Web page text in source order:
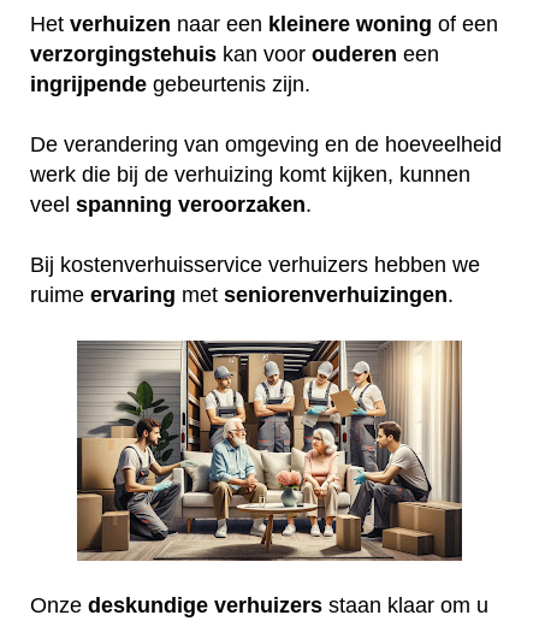
Het verhuizen naar een kleinere woning of een
verzorgingstehuis kan voor ouderen een
ingrijpende gebeurtenis zijn.
De verandering van omgeving en de hoeveelheid
werk die bij de verhuizing komt kijken, kunnen
veel spanning veroorzaken.
Bij kostenverhuisservice verhuizers hebben we
ruime ervaring met seniorenverhuizingen.
Onze deskundige verhuizers staan klaar om u